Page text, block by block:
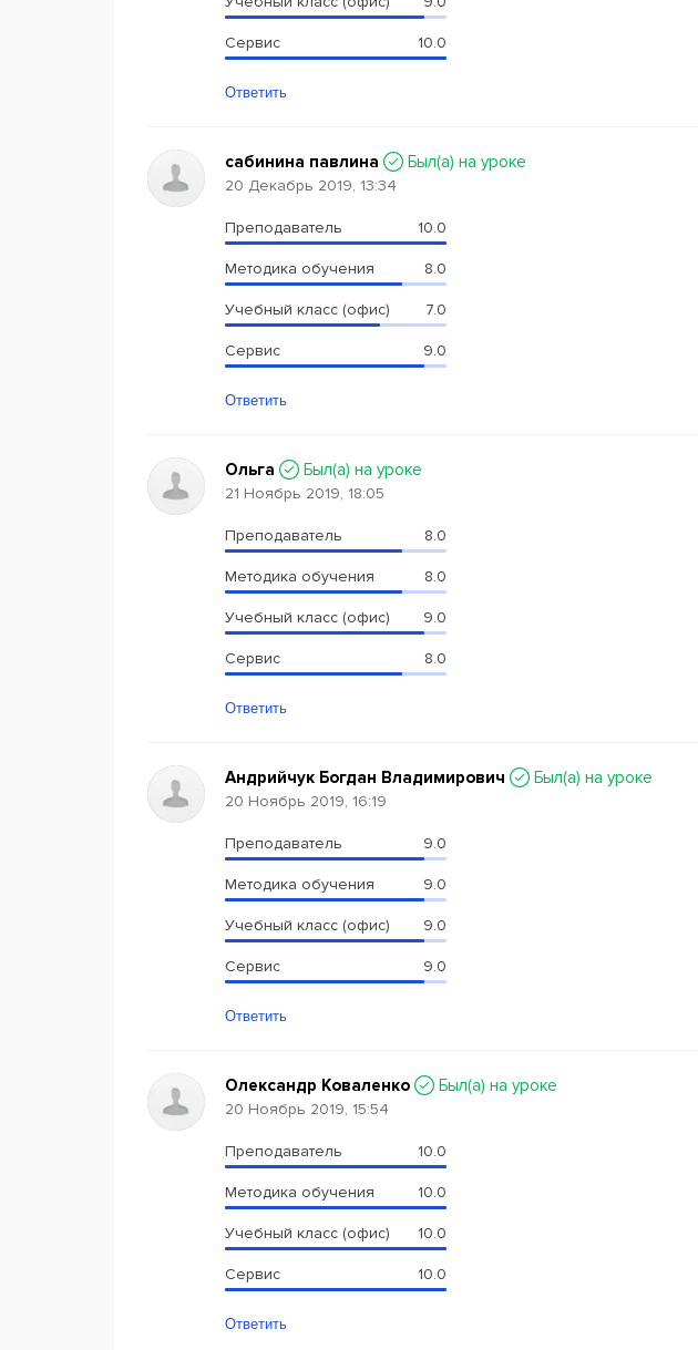
Сервис 10.0
Ответить
сабинина павлина Был(a) на уроке
20 Декабрь 2019, 13:34
Преподаватель 10.0
Методика обучения 8.0
Учебный класс (офис) 7.0
Сервис 9.0
Ответить
Ольга Был(a) на уроке
21 Ноябрь 2019, 18:05
Преподаватель 8.0
Методика обучения 8.0
Учебный класс (офис) 9.0
Сервис 8.0
Ответить
Андрийчук Богдан Владимирович Был(a) на уроке
20 Ноябрь 2019, 16:19
Преподаватель 9.0
Методика обучения 9.0
Учебный класс (офис) 9.0
Сервис 9.0
Ответить
Олександр Коваленко Был(a) на уроке
20 Ноябрь 2019, 15:54
Преподаватель 10.0
Методика обучения 10.0
Учебный класс (офис) 10.0
Сервис 10.0
Ответить